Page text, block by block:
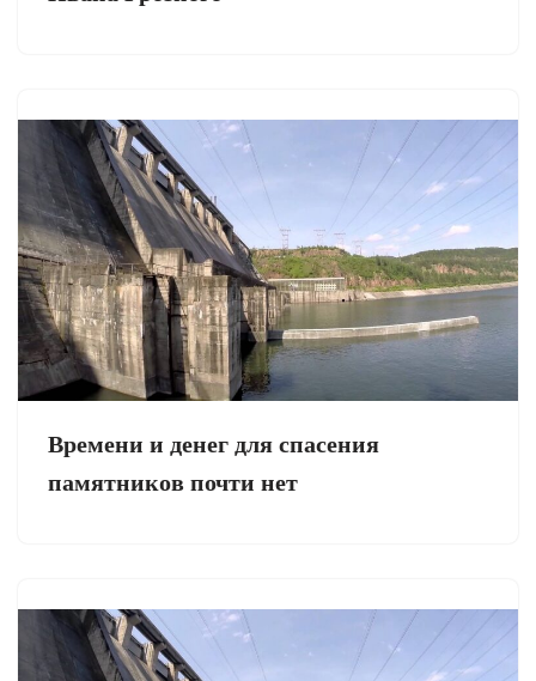
Времени и денег для спасения
памятников почти нет